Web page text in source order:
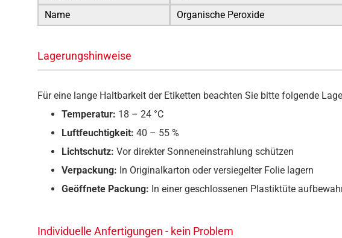
Name
Organische Peroxide
Lagerungshinweise
Für eine lange Haltbarkeit der Etiketten beachten Sie bitte folgende
Temperatur: 18 – 24 °C
Luftfeuchtigkeit: 40 – 55 %
Lichtschutz: Vor direkter Sonneneinstrahlung schützen
Verpackung: In Originalkarton oder versiegelter Folie lagern
Geöffnete Packung: In einer geschlossenen Plastiktüte
Individuelle Anfertigungen - kein Problem